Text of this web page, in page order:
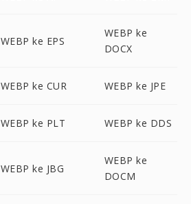
WEBP ke EPS
WEBP ke
DOCX
WEBP ke CUR WEBP ke JPE
WEBP ke PLT WEBP ke DDS
WEBP ke JBG
WEBP ke
DOCM